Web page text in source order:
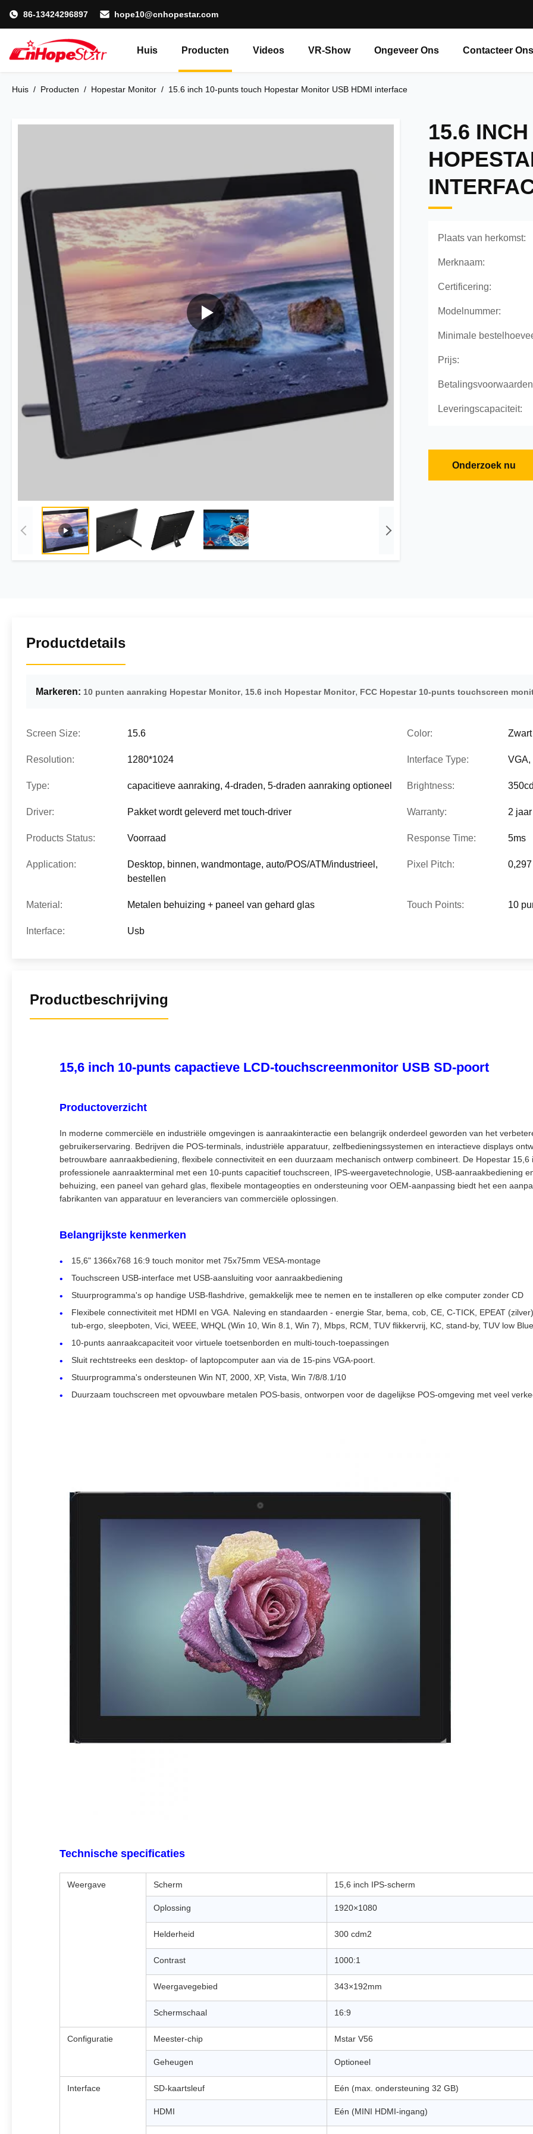
86-13424296897 hope10@cnhopestar.com
Huis Producten Videos VR-Show Ongeveer Ons Contacteer Ons
Huis / Producten / Hopestar Monitor / 15.6 inch 10-punts touch Hopestar Monitor USB HDMI interface
15.6
Plaats van herkomst:
Merknaam:
Certificering:
Modelnummer:
Minimale
Prijs:
Leveringscapaciteit:
Onderzoek nu
Productdetails
Markeren: 10 punten aanraking Hopestar Monitor, 15.6 inch Hopestar Monitor, FCC Hopestar 10-punts touchscreen
Screen Size: 15.6 Color: Zwart
Resolution: 1280*1024 Interface Type: VGA,
Type: capacitieve aanraking, 4-draden, 5-draden aanraking optioneel Brightness:
Driver: Pakket wordt geleverd met touch-driver Warranty: 2 jaar
Products Status: Voorraad Response Time: 5ms
Application:
Desktop, binnen, wandmontage, auto/POS/ATM/industrieel,
bestellen
Pixel Pitch:
Material: Metalen behuizing + paneel van gehard glas Touch Points: 10
Interface: Usb
Productbeschrijving
15,6 inch 10-punts capactieve LCD-touchscreenmonitor USB SD-poort
Productoverzicht
In moderne commerciële en industriële omgevingen is aanraakinteractie een belangrijk onderdeel geworden van het
gebruikerservaring. Bedrijven die POS-terminals, industriële apparatuur, zelfbedieningssystemen en interactieve displays
betrouwbare aanraakbediening, flexibele connectiviteit en een duurzaam mechanisch ontwerp combineert. De Hopestar
professionele aanraakterminal met een 10-punts capacitief touchscreen, IPS-weergavetechnologie, USB-aanraakbediening
behuizing, een paneel van gehard glas, flexibele montageopties en ondersteuning voor OEM-aanpassing biedt het een
fabrikanten van apparatuur en leveranciers van commerciële oplossingen.
Belangrijkste kenmerken
15,6" 1366x768 16:9 touch monitor met 75x75mm VESA-montage
Touchscreen USB-interface met USB-aansluiting voor aanraakbediening
Stuurprogramma's op handige USB-flashdrive, gemakkelijk mee te nemen en te installeren op elke computer zonder CD
Flexibele connectiviteit met HDMI en VGA. Naleving en standaarden - energie Star, bema, cob, CE, C-TICK, EPEAT
tub-ergo, sleepboten, Vici, WEEE, WHQL (Win 10, Win 8.1, Win 7), Mbps, RCM, TUV flikkervrij, KC, stand-by, TUV low
10-punts aanraakcapaciteit voor virtuele toetsenborden en multi-touch-toepassingen
Sluit rechtstreeks een desktop- of laptopcomputer aan via de 15-pins VGA-poort.
Stuurprogramma's ondersteunen Win NT, 2000, XP, Vista, Win 7/8/8.1/10
Duurzaam touchscreen met opvouwbare metalen POS-basis, ontworpen voor de dagelijkse POS-omgeving met veel
Technische specificaties
Weergave Scherm 15,6 inch IPS-scherm
Oplossing 1920×1080
Helderheid 300 cdm2
Contrast 1000:1
Weergavegebied 343×192mm
Schermschaal 16:9
Configuratie Meester-chip Mstar V56
Geheugen Optioneel
Interface SD-kaartsleuf Eén (max. ondersteuning 32 GB)
HDMI Eén (MINI HDMI-ingang)